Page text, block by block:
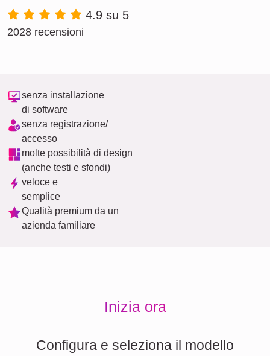
4.9 su 5
2028 recensioni
senza installazione
di software
senza registrazione/
accesso
molte possibilità di design
(anche testi e sfondi)
veloce e
semplice
Qualità premium da un
azienda familiare
Inizia ora
Configura e seleziona il modello